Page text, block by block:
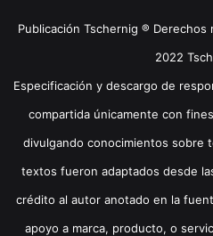
Publicación Tschernig ®
2022
Especificación y descargo de
compartida únicamente con
divulgando conocimientos sobre
textos fueron adaptados desde
crédito al autor anotado en la
apoyo a marca, producto, o